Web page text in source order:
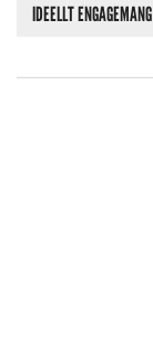
IDEELLT ENGAGEMANG